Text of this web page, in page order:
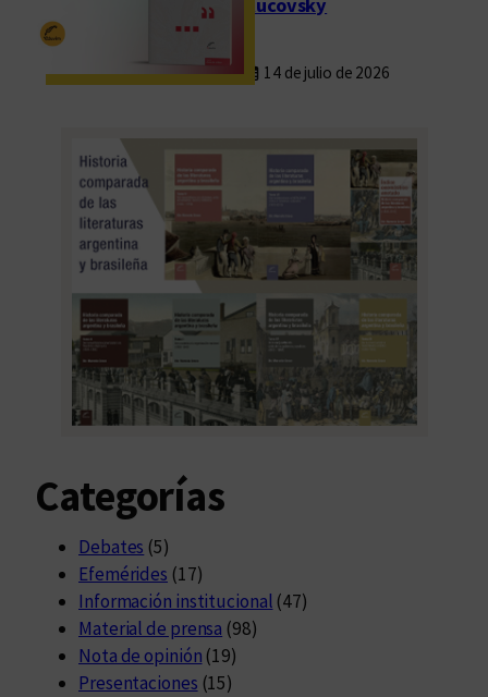
Rucovsky
14 de julio de 2026
Categorías
Debates (5)
Efemérides (17)
Información institucional (47)
Material de prensa (98)
Nota de opinión (19)
Presentaciones (15)